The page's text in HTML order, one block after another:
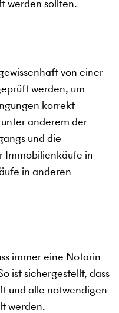
werden sollten.
von einer
werden, um
korrekt
anderem der
und die
Immobilienkäufe in
in anderen
immer eine Notarin
ist sichergestellt, dass
und alle notwendigen
werden.